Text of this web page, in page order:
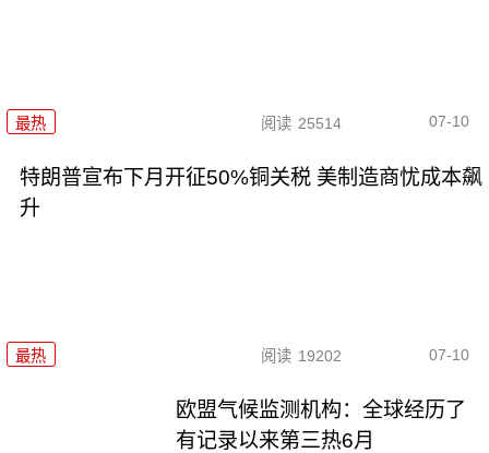
最热 阅读 25514 07-10
特朗普宣布下月开征50%铜关税 美制造商忧成本飙
升
最热 阅读 19202 07-10
欧盟气候监测机构：全球经历了
有记录以来第三热6月